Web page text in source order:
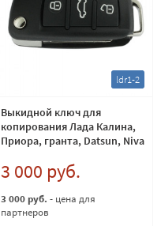
ldr1-2
Выкидной ключ для
копирования Лада Калина,
Приора, гранта, Datsun, Niva
3 000 руб.
3 000 руб. - цена для
партнеров